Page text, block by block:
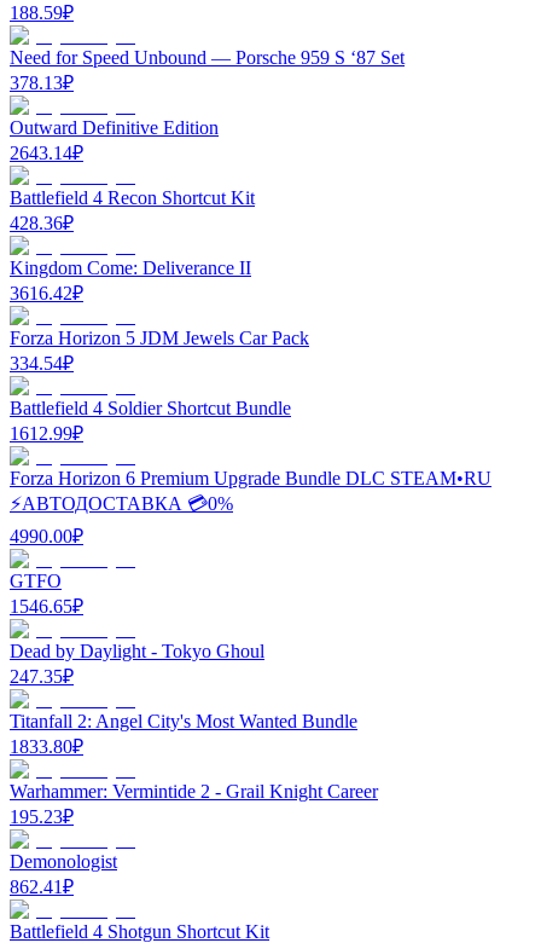
188.59₽
Need for Speed Unbound — Porsche 959 S ‘87 Set
378.13₽
Outward Definitive Edition
2643.14₽
Battlefield 4 Recon Shortcut Kit
428.36₽
Kingdom Come: Deliverance II
3616.42₽
Forza Horizon 5 JDM Jewels Car Pack
334.54₽
Battlefield 4 Soldier Shortcut Bundle
1612.99₽
Forza Horizon 6 Premium Upgrade Bundle DLC STEAM•RU
⚡️АВТОДОСТАВКА 💳0%
4990.00₽
GTFO
1546.65₽
Dead by Daylight - Tokyo Ghoul
247.35₽
Titanfall 2: Angel City's Most Wanted Bundle
1833.80₽
Warhammer: Vermintide 2 - Grail Knight Career
195.23₽
Demonologist
862.41₽
Battlefield 4 Shotgun Shortcut Kit